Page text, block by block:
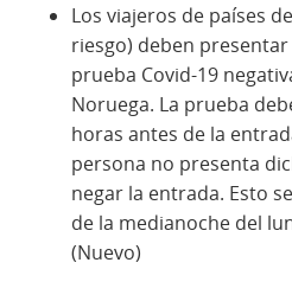
Los viajeros de países
riesgo) deben
prueba Covid-19
Noruega. La prueba
horas antes de la
persona no presenta
negar la entrada. Esto
de la medianoche del
(Nuevo)